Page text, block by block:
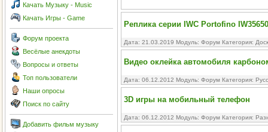
Качать Музыку - Music
Качать Игры - Game
Форум проекта
Весёлые анекдоты
Вопросы и ответы
Топ пользователи
Наши опросы
Поиск по сайту
Добавить фильм музыку
Реплика серии IWC Portofino
Дата: 21.03.2019 Модуль: Форум Категория:
Видео оклейка автомобиля
Дата: 06.12.2012 Модуль: Форум Категория:
3D игры на мобильный телефон
Дата: 06.12.2012 Модуль: Форум Категория: